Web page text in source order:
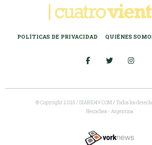
POLÍTICAS DE PRIVACIDAD QUIÉNES
© Copyright 2025 / DIARIO4V.COM/Todos los
Necochea - Argentina